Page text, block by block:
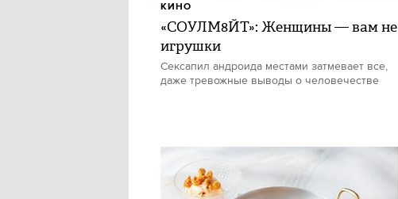
«СОУЛМ8ЙТ»: Женщины — вам не
игрушки
Сексапил андроида местами затмевает все,
даже тревожные выводы о человечестве
КИНО